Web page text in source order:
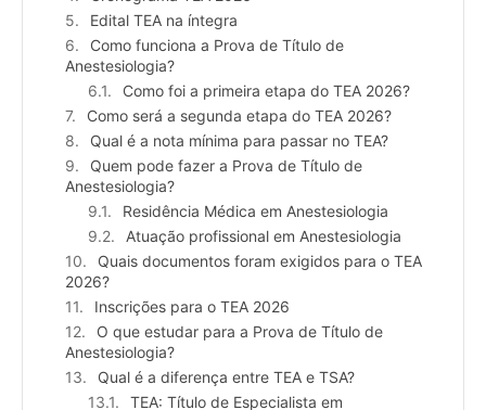
Edital TEA na íntegra
Como funciona a Prova de Título de
Anestesiologia?
Como foi a primeira etapa do TEA 2026?
Como será a segunda etapa do TEA 2026?
Qual é a nota mínima para passar no TEA?
Quem pode fazer a Prova de Título de
Anestesiologia?
Residência Médica em Anestesiologia
Atuação profissional em Anestesiologia
Quais documentos foram exigidos para o TEA
2026?
Inscrições para o TEA 2026
O que estudar para a Prova de Título de
Anestesiologia?
Qual é a diferença entre TEA e TSA?
TEA: Título de Especialista em